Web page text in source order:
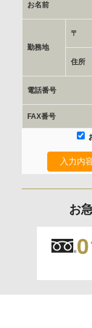
当社とイベント/
e.個人情報取り扱
当社と当該企業/
を行います。
委託の有無
なし
保有個人データ
の停止、消去お
開示等のご請求
お名前
勤務地
〒
住所
電話番号
FAX番号
入力内
お